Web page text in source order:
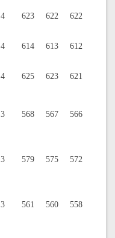
4 623 622 622
4 614 613 612
4 625 623 621
3 568 567 566
3 579 575 572
3 561 560 558